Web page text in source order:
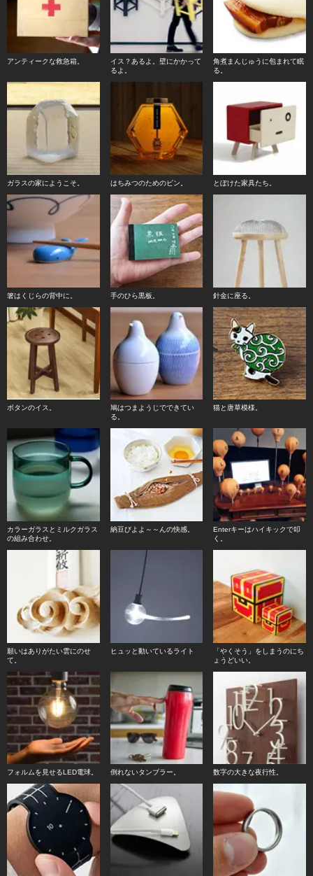
アンティークな救急箱。
イス？あるよ。壁にかかって
るよ。
角煮まんじゅうに包まれて眠
る。
ガラスの家にようこそ。 はちみつのためのビン。 とぼけた家具たち。
箸はくじらの背中に。 手のひら黒板。 針金に座る。
ボタンのイス。
鳩はつまようじでできてい
る。
猫と唐草模様。
カラーガラスとミルクガラス
の組み合わせ。
納豆びよよ～～んの快感。
Enterキーはハイキックで叩
く。
願いはありがたい雲にのせ
て。
ヒュッと動いているライト
「やくそう」をしまうのにち
ょうどいい。
フォルムを見せるLED電球。 倒れないタンブラー。 数字の大きな夜行性。